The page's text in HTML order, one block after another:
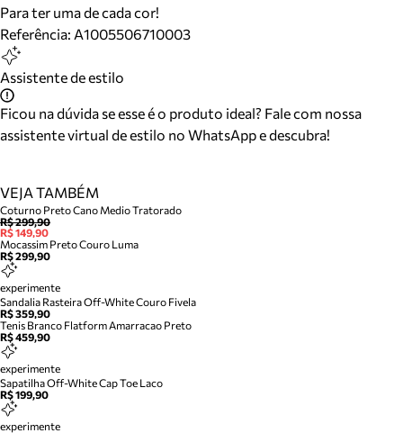
Para ter uma de cada cor!
Referência: A1005506710003
Assistente de estilo
Ficou na dúvida se esse é o produto ideal? Fale com nossa
assistente virtual de estilo no WhatsApp e descubra!
VEJA TAMBÉM
Coturno Preto Cano Medio Tratorado
R$ 299,90
R$ 149,90
Mocassim Preto Couro Luma
R$ 299,90
experimente
Sandalia Rasteira Off-White Couro Fivela
R$ 359,90
Tenis Branco Flatform Amarracao Preto
R$ 459,90
experimente
Sapatilha Off-White Cap Toe Laco
R$ 199,90
experimente